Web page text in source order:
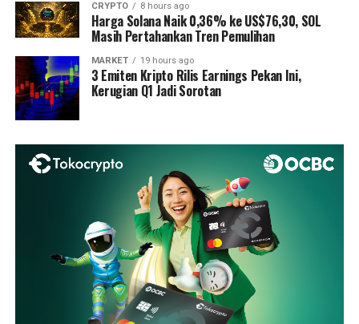
CRYPTO 8 hours ago
Harga Solana Naik 0,36% ke US$76,30, SOL
Masih Pertahankan Tren Pemulihan
MARKET 19 hours ago
3 Emiten Kripto Rilis Earnings Pekan Ini,
Kerugian Q1 Jadi Sorotan